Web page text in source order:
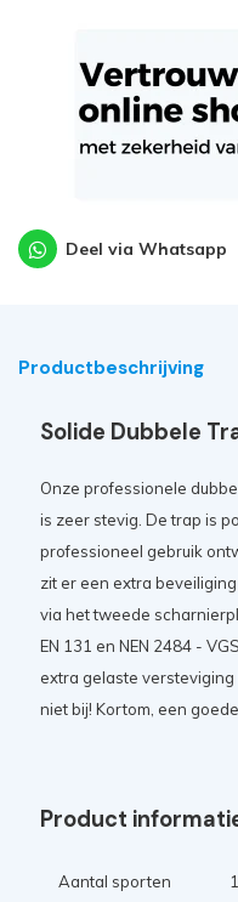
Deel via Whatsapp
Productbeschrijving
Solide Dubbele
Onze professionele
is zeer stevig. De trap is
professioneel gebruik
zit er een extra
via het tweede
EN 131 en NEN 2484 -
extra gelaste
niet bij! Kortom, een
Product
Aantal sporten